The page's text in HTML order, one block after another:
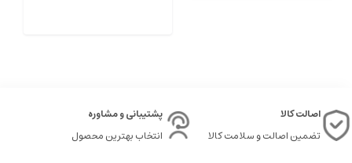
اصالت کالا
تضمین اصالت و سلامت کالا
پشتیبانی و مشاوره
انتخاب بهترین محصول